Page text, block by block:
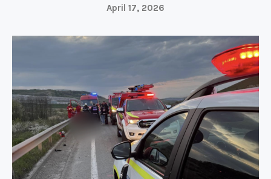
April 17, 2026